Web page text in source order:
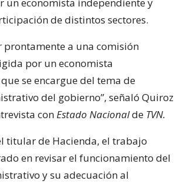
de distintos sectores.
prontamente a una comisión
por un economista
se encargue del tema de
del gobierno”, señaló Quiroz
con Estado Nacionalde TVN.
titular de Hacienda, el trabajo
en revisar el funcionamiento del
y su adecuación al